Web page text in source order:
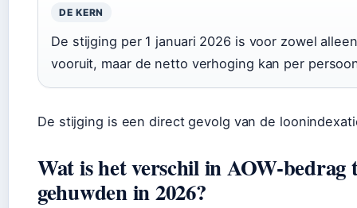
DE KERN
De stijging per 1 januari 2026 is voor zowel
vooruit, maar de netto verhoging kan per
De stijging is een direct gevolg van de
Wat is het verschil in AOW-bedrag
gehuwden in 2026?